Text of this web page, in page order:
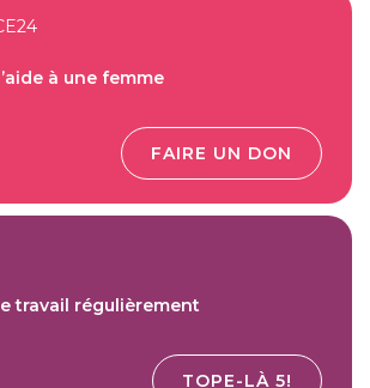
à une femme
FAIRE UN DON
travail régulièrement
TOPE-LÀ 5!